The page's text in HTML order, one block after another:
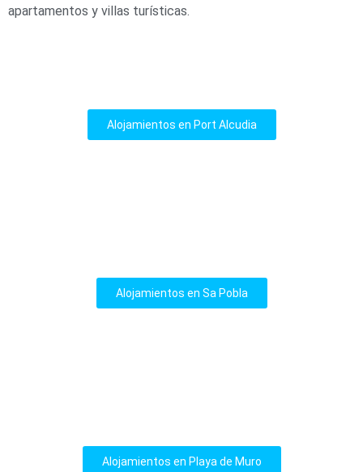
apartamentos y villas turísticas.
Alojamientos en Port Alcudia
Alojamientos en Sa Pobla
Alojamientos en Playa de Muro